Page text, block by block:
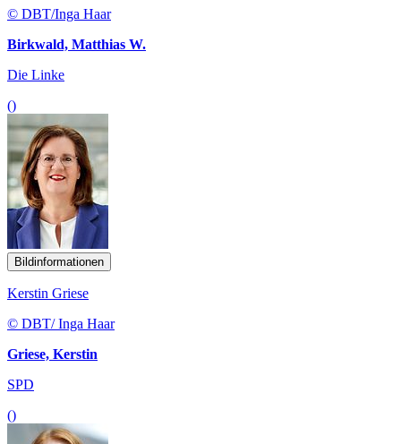
© DBT/Inga Haar
Birkwald, Matthias W.
Die Linke
()
Bildinformationen
Kerstin Griese
© DBT/ Inga Haar
Griese, Kerstin
SPD
()